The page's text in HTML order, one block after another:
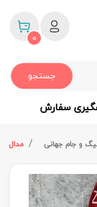
جستجو
0
سفارش
و جام جهانی مدال